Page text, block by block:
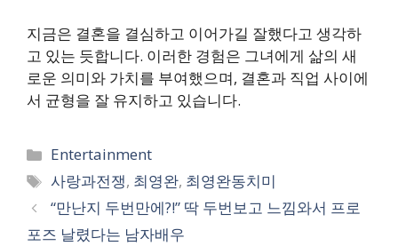
지금은 결혼을 결심하고 이어가길 잘했다고 생각하
고 있는 듯합니다. 이러한 경험은 그녀에게 삶의 새
로운 의미와 가치를 부여했으며, 결혼과 직업 사이에
서 균형을 잘 유지하고 있습니다.
카
테
고
리
Entertainment
태
그
사랑과전쟁, 최영완, 최영완동치미
“만난지 두번만에?!” 딱 두번보고 느낌와서 프로
포즈 날렸다는 남자배우